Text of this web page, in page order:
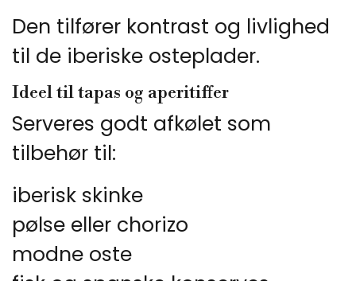
Den tilfører kontrast og livlighed
til de iberiske osteplader.
Ideel til tapas og aperitiffer
Serveres godt afkølet som
tilbehør til:
iberisk skinke
pølse eller chorizo
modne oste